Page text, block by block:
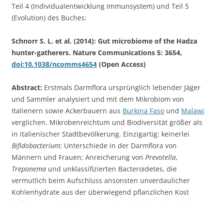
Teil 4 (Individualentwicklung Immunsystem) und Teil 5
(Evolution) des Buches:
Schnorr S. L. et al. (2014): Gut microbiome of the Hadza
hunter-gatherers. Nature Communications 5: 3654,
doi:10.1038/ncomms4654 (Open Access)
Abstract: Erstmals Darmflora ursprünglich lebender Jäger
und Sammler analysiert und mit dem Mikrobiom von
Italienern sowie Ackerbauern aus Burkina Faso und Malawi
verglichen. Mikrobenreichtum und Biodiversität größer als
in italienischer Stadtbevölkerung. Einzigartig: keinerlei
Bifidobacterium; Unterschiede in der Darmflora von
Männern und Frauen; Anreicherung von Prevotella,
Treponema und unklassifizierten Bacteroidetes, die
vermutlich beim Aufschluss ansonsten unverdaulicher
Kohlenhydrate aus der überwiegend pflanzlichen Kost